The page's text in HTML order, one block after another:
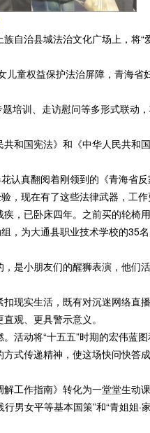
治县城法治文化广场上，将“
童权益保护法治屏障，青海省
培训、走访慰问等多形式联动
和国宪法》和《中华人民共和
真翻阅着刚领到的《青海省反
，现在有了这些法律武器，工
已卧床四年。之前买的轮椅
，为大通县职业技术学校的35
是小朋友们的醒狮表演，他们
现实生活，既有对沉迷网络直
观、更具警示意义。
动将“十五五”时期的宏伟蓝图
式传递精神，使这场快问快答
工作指南》转化为一堂堂生动
男女平等基本国策”和“青姐姐·